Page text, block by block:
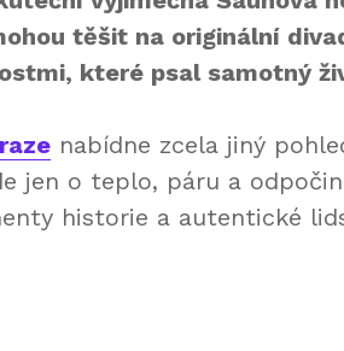
těšit na originální
které psal samotný
nabídne zcela jiný
jen o teplo, páru a
historie a autentické